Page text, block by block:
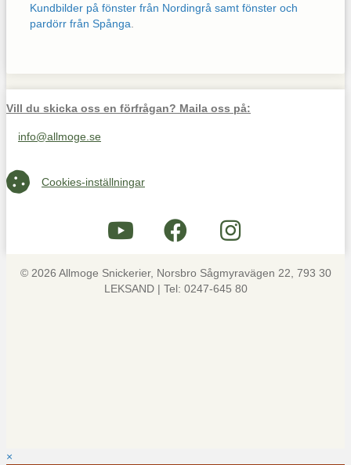
Kundbilder på fönster från Nordingrå samt fönster och
pardörr från Spånga
Vill du skicka oss en förfrågan? Maila oss på:
Maila oss på info@allmoge.se
info@allmoge.se
Cookies-inställningar
Cookies-inställningar
© 2026 Allmoge Snickerier, Norsbro Sågmyravägen 22, 793 30
LEKSAND | Tel: 0247-645 80
×